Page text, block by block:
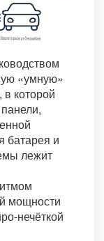
«умную»
которой
батарея и
лежит
мощности
нечёткой